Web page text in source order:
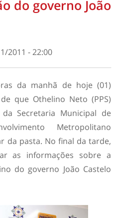
do governo João
2011 - 22:00
da manhã de hoje (01)
que Othelino Neto (PPS)
Secretaria Municipal de
Metropolitano
da pasta. No final da tarde,
as informações sobre a
do governo João Castelo